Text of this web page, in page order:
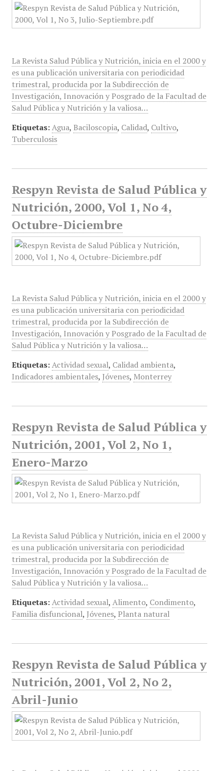
La Revista Salud Pública y Nutrición, inicia en el 2000 y
es una publicación universitaria con periodicidad
trimestral, producida por la Subdirección de
Investigación, Innovación y Posgrado de la Facultad de
Salud Pública y Nutrición y la valiosa…
Etiquetas: Agua, Baciloscopia, Calidad, Cultivo,
Tuberculosis
Respyn Revista de Salud Pública y
Nutrición, 2000, Vol 1, No 4,
Octubre-Diciembre
La Revista Salud Pública y Nutrición, inicia en el 2000 y
es una publicación universitaria con periodicidad
trimestral, producida por la Subdirección de
Investigación, Innovación y Posgrado de la Facultad de
Salud Pública y Nutrición y la valiosa…
Etiquetas: Actividad sexual, Calidad ambienta,
Indicadores ambientales, Jóvenes, Monterrey
Respyn Revista de Salud Pública y
Nutrición, 2001, Vol 2, No 1,
Enero-Marzo
La Revista Salud Pública y Nutrición, inicia en el 2000 y
es una publicación universitaria con periodicidad
trimestral, producida por la Subdirección de
Investigación, Innovación y Posgrado de la Facultad de
Salud Pública y Nutrición y la valiosa…
Etiquetas: Actividad sexual, Alimento, Condimento,
Familia disfuncional, Jóvenes, Planta natural
Respyn Revista de Salud Pública y
Nutrición, 2001, Vol 2, No 2,
Abril-Junio